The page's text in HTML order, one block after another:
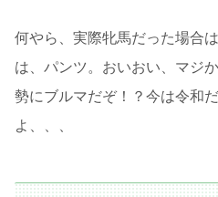
何やら、実際牝馬だった場合
は、パンツ。おいおい、マジ
勢にブルマだぞ！？今は令和
よ、、、